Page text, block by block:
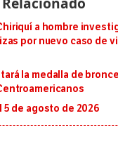
a hombre
por nuevo caso de
la medalla de
5 de agosto de 2026